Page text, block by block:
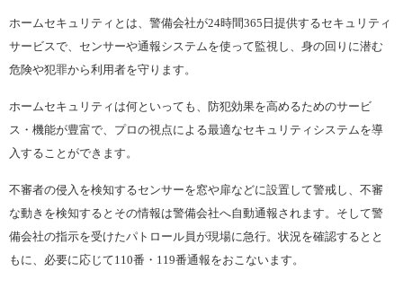
ホームセキュリティとは、警備会社が24時間365日提供するセキュリティ
サービスで、センサーや通報システムを使って監視し、身の回りに潜む
危険や犯罪から利用者を守ります。
ホームセキュリティは何といっても、防犯効果を高めるためのサービ
ス・機能が豊富で、プロの視点による最適なセキュリティシステムを導
入することができます。
不審者の侵入を検知するセンサーを窓や扉などに設置して警戒し、不審
な動きを検知するとその情報は警備会社へ自動通報されます。そして警
備会社の指示を受けたパトロール員が現場に急行。状況を確認するとと
もに、必要に応じて110番・119番通報をおこないます。